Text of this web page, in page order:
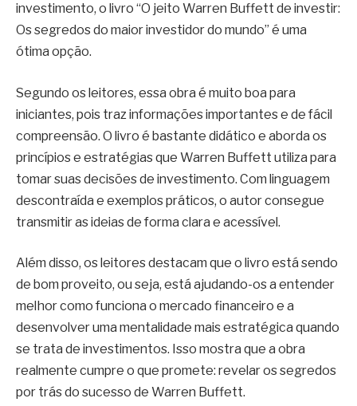
investimento, o livro “O jeito Warren Buffett de investir:
Os segredos do maior investidor do mundo” é uma
ótima opção.
Segundo os leitores, essa obra é muito boa para
iniciantes, pois traz informações importantes e de fácil
compreensão. O livro é bastante didático e aborda os
princípios e estratégias que Warren Buffett utiliza para
tomar suas decisões de investimento. Com linguagem
descontraída e exemplos práticos, o autor consegue
transmitir as ideias de forma clara e acessível.
Além disso, os leitores destacam que o livro está sendo
de bom proveito, ou seja, está ajudando-os a entender
melhor como funciona o mercado financeiro e a
desenvolver uma mentalidade mais estratégica quando
se trata de investimentos. Isso mostra que a obra
realmente cumpre o que promete: revelar os segredos
por trás do sucesso de Warren Buffett.